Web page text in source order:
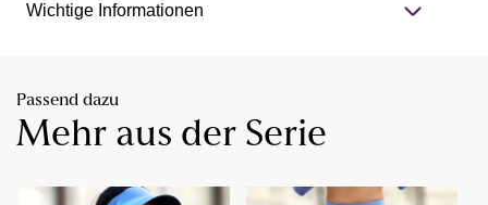
Wichtige Informationen
Passend dazu
Mehr aus der Serie